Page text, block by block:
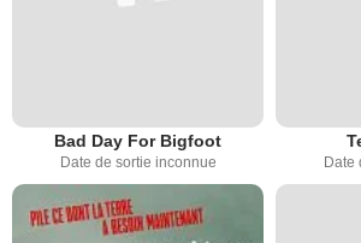
Bad Day For Bigfoot
Date de sortie inconnue Date